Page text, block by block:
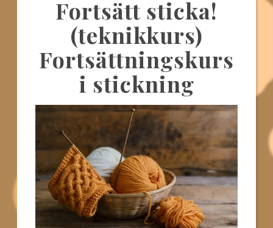
Fortsätt sticka!
(teknikkurs)
Fortsättningskurs
i stickning